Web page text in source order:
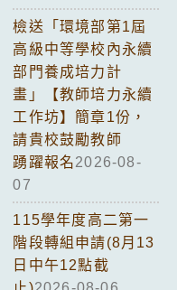
檢送「環境部第1屆
高級中等學校內永續
部門養成培力計
畫」【教師培力永續
工作坊】簡章1份，
請貴校鼓勵教師
踴躍報名2026-08-
07
115學年度高二第一
階段轉組申請(8月13
日中午12點截